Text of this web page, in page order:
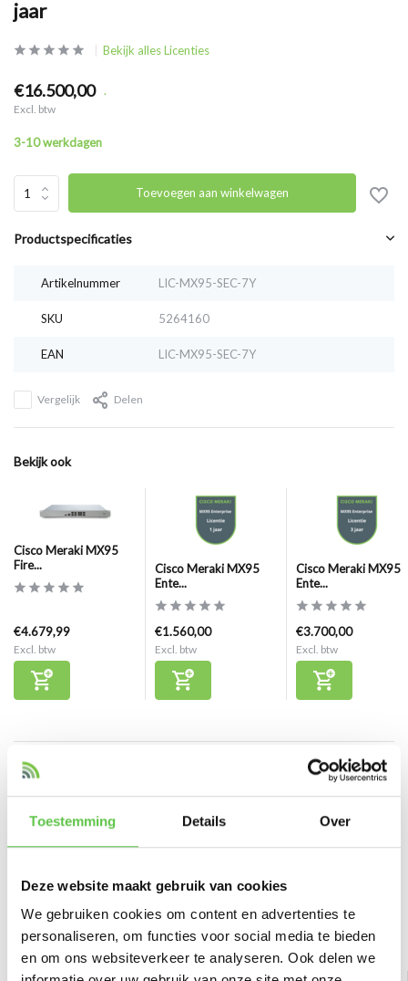
Toestemming Details Over
Deze website maakt gebruik van cookies
We gebruiken cookies om content en advertenties te
personaliseren, om functies voor social media te bieden
en om ons websiteverkeer te analyseren. Ook delen we
jaar
Bekijk alles Licenties
€16.500,00 .
Excl. btw
3-10 werkdagen
Toevoegen aan winkelwagen
Productspecificaties
Artikelnummer LIC-MX95-SEC-7Y
SKU 5264160
EAN LIC-MX95-SEC-7Y
Vergelijk Delen
Bekijk ook
Cisco Meraki MX95
Fire...
€4.679,99
Excl. btw
Cisco Meraki MX95
Ente...
€1.560,00
Excl. btw
Cisco Meraki MX95
Ente...
€3.700,00
Excl. btw
Reviews
Er zijn nog geen reviews geschreven over dit product..
Schrijf je eigen review
Bekijk ook